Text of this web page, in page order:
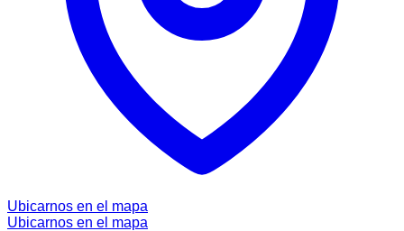
Ubicarnos en el mapa
Ubicarnos en el mapa